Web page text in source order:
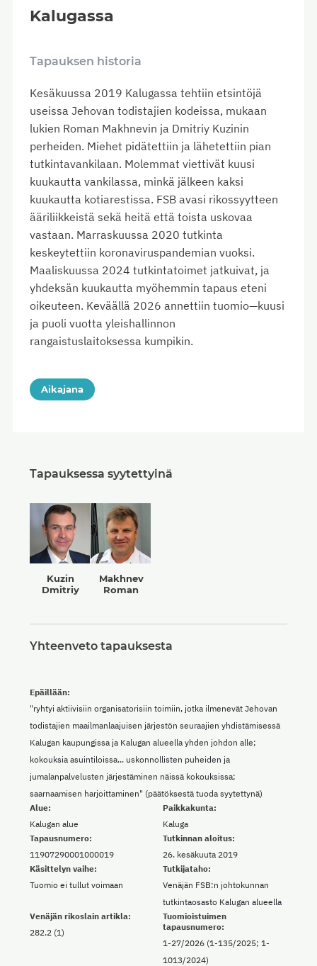
Kalugassa
Tapauksen historia
Kesäkuussa 2019 Kalugassa tehtiin etsintöjä
useissa Jehovan todistajien kodeissa, mukaan
lukien Roman Makhnevin ja Dmitriy Kuzinin
perheiden. Miehet pidätettiin ja lähetettiin pian
tutkintavankilaan. Molemmat viettivät kuusi
kuukautta vankilassa, minkä jälkeen kaksi
kuukautta kotiarestissa. FSB avasi rikossyytteen
ääriliikkeistä sekä heitä että toista uskovaa
vastaan. Marraskuussa 2020 tutkinta
keskeytettiin koronaviruspandemian vuoksi.
Maaliskuussa 2024 tutkintatoimet jatkuivat, ja
yhdeksän kuukautta myöhemmin tapaus eteni
oikeuteen. Keväällä 2026 annettiin tuomio—kuusi
ja puoli vuotta yleishallinnon
rangaistuslaitoksessa kumpikin.
Aikajana
Tapauksessa syytettyinä
Kuzin
Dmitriy
Makhnev
Roman
Yhteenveto tapauksesta
Alue:
Kalugan alue
Paikkakunta:
Kaluga
Epäillään:
"ryhtyi aktiivisiin organisatorisiin toimiin, jotka ilmenevät Jehovan
todistajien maailmanlaajuisen järjestön seuraajien yhdistämisessä
Kalugan kaupungissa ja Kalugan alueella yhden johdon alle;
kokouksia asuintiloissa... uskonnollisten puheiden ja
jumalanpalvelusten järjestäminen näissä kokouksissa;
saarnaamisen harjoittaminen" (päätöksestä tuoda syytettynä)
Tapausnumero:
11907290001000019
Tutkinnan aloitus:
26. kesäkuuta 2019
Käsittelyn vaihe:
Tuomio ei tullut voimaan
Tutkijataho:
Venäjän FSB:n johtokunnan
tutkintaosasto Kalugan alueella
Venäjän rikoslain artikla:
282.2 (1)
Tuomioistuimen
tapausnumero:
1-27/2026 (1-135/2025; 1-
1013/2024)